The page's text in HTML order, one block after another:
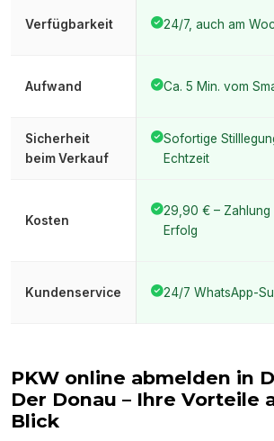
Verfügbarkeit 24/7, auch am
Aufwand Ca. 5 Min. vom
Sicherheit
beim Verkauf
Sofortige
Echtzeit
Kosten
29,90 € – Zahlung
Erfolg
Kundenservice 24/7 WhatsApp-
PKW online abmelden in
Der Donau – Ihre Vorteile
Blick